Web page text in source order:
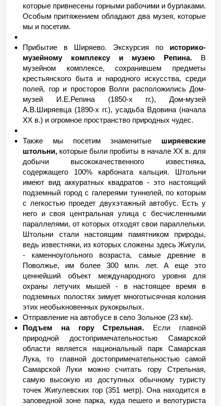
которые привнесены горными рабочими и бурлаками.
Особым притяжением обладают два музея, которые
мы и посетим.
Прибытие в Ширяево. Экскурсия по историко-
музейному комплексу и музею Репина. В
музейном комплексе, сохранившем предметы
крестьянского быта и народного искусства, среди
полей, гор и просторов Волги расположились Дом-
музей И.Е.Репина (1850-х гг.), Дом-музей
А.В.Ширяевца (1890-х гг.), усадьба Вдовина (начала
XX в.) и огромное пространство природных чудес.
Также мы посетим знаменитые ширяевские
штольни, которые были пробиты в начале XX в. для
добычи высококачественного известняка,
содержащего 100% карбоната кальция. Штольни
имеют вид аккуратных квадратов - это настоящий
подземный город с галереями туннелей, по которым
с легкостью проедет двухэтажный автобус. Есть у
него и своя центральная улица с бесчисленными
параллелями, от которых отходят свои параллельки.
Штольни стали настоящим памятником природы,
ведь известняки, из которых сложены здесь Жигули,
- каменноугольного возраста, самые древние в
Поволжье, им более 300 млн. лет. А еще это
ценнейший объект международного уровня для
охраны летучих мышей - в настоящее время в
подземных полостях зимует многотысячная колония
этих необыкновенных рукокрылых.
Отправление на автобусе в село Зольное (23 км).
Подъем на гору Стрельная. Если главной
природной достопримечательностью Самарской
области является национальный парк Самарская
Лука, то главной достопримечательностью самой
Самарской Луки можно считать гору Стрельная,
самую высокую из доступных обычному туристу
точек Жигулевских гор (351 метр). Она находится в
заповедной зоне парка, куда пешего и велотуриста